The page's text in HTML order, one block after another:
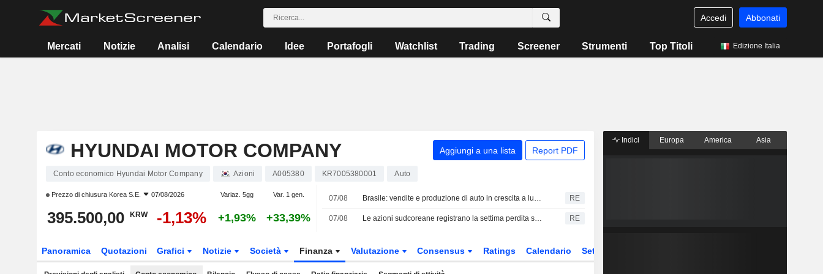
Accedi Abbonati
Mercati Notizie Analisi Calendario Idee Portafogli Watchlist Trading Screener Strumenti Top Titoli Edizione Italia
HYUNDAI MOTOR COMPANY Aggiungi a una lista Report PDF
Conto economico Hyundai Motor Company Azioni A005380 KR7005380001 Auto
Prezzo di chiusura Korea S.E. 07/08/2026 Variaz. 5gg Var. 1 gen.
395.500,00 KRW -1,13% +1,93% +33,39%
07/08 Brasile: vendite e produzione di auto in crescita a luglio RE
07/08 Le azioni sudcoreane registrano la settima perdita settimanale consecutiva a causa dei persistenti timori su chip e IA RE
Panoramica Quotazioni Grafici Notizie Società Finanza Valutazione Consensus Ratings Calendario Settore
Indici Europa America Asia